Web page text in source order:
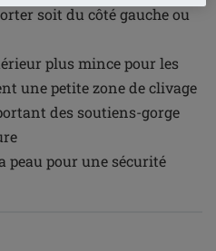
soit du côté gauche ou
plus mince pour les
une petite zone de clivage
des soutiens-gorge
peau pour une sécurité